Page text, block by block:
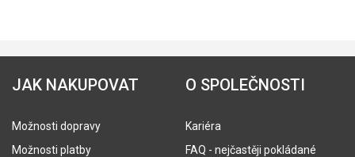
JAK NAKUPOVAT
Možnosti dopravy
Možnosti platby
O SPOLEČNOSTI
Kariéra
FAQ - nejčastěji pokládané